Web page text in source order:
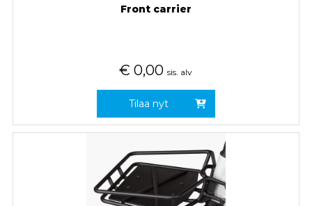
Front carrier
€ 0,00 sis. alv
Tilaa nyt